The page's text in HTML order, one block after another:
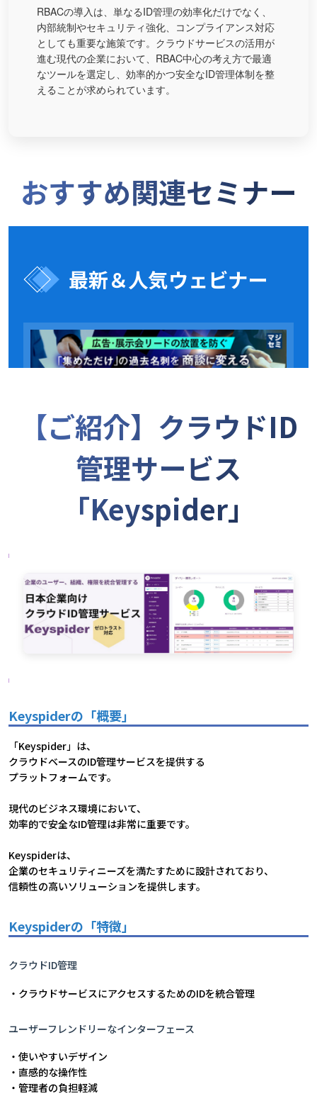
RBACの導入は、単なるID管理の効率化だけでなく、
内部統制やセキュリティ強化、コンプライアンス対応
としても重要な施策です。クラウドサービスの活用が
進む現代の企業において、RBAC中心の考え方で最適
なツールを選定し、効率的かつ安全なID管理体制を整
えることが求められています。
おすすめ関連セミナー
【ご紹介】クラウドID
管理サービス
「Keyspider」
Keyspiderの「概要」
「Keyspider」は、
クラウドベースのID管理サービスを提供する
プラットフォームです。
現代のビジネス環境において、
効率的で安全なID管理は非常に重要です。
Keyspiderは、
企業のセキュリティニーズを満たすために設計されており、
信頼性の高いソリューションを提供します。
Keyspiderの「特徴」
クラウドID管理
・クラウドサービスにアクセスするためのIDを統合管理
ユーザーフレンドリーなインターフェース
・使いやすいデザイン
・直感的な操作性
・管理者の負担軽減